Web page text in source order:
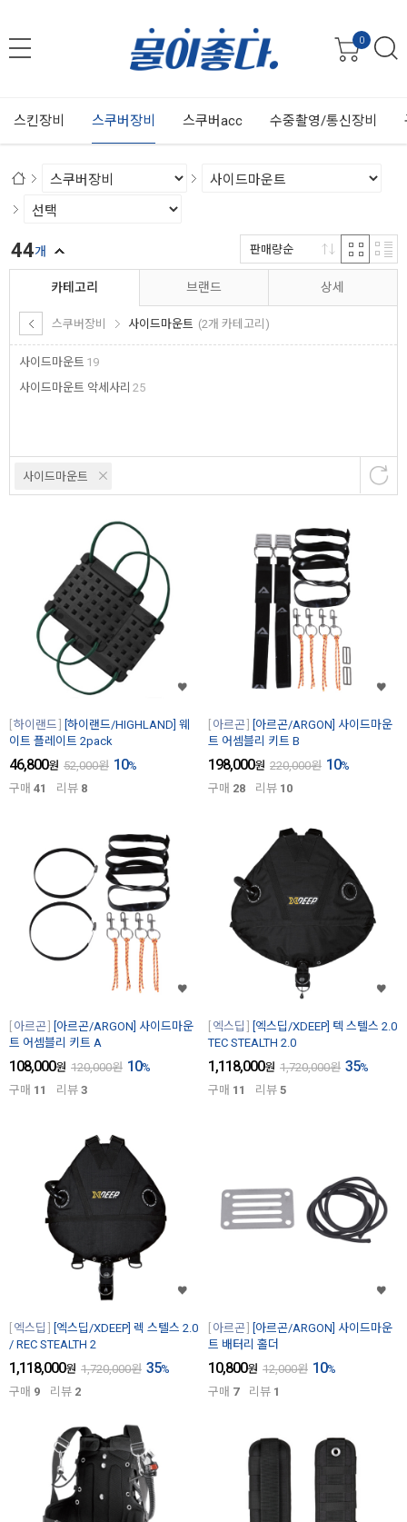
0
스킨장비 스쿠버장비 스쿠버acc 수중촬영/통신장비
카테고리
스쿠버장비 사이드마운트 (2개 카테고리)
사이드마운트 19
사이드마운트 악세사리 25
브랜드 상세
사이드마운트
44개 판매량순
하이랜드
[하이랜드/HIGHLAND] 웨
이트 플레이트 2pack
46,800원 52,000원 10%
구매 41 리뷰 8
아르곤
[아르곤/ARGON] 사이드마운
트 어셈블리 키트 B
198,000원 220,000원 10%
구매 28 리뷰 10
아르곤
[아르곤/ARGON] 사이드마운
트 어셈블리 키트 A
108,000원 120,000원 10%
구매 11 리뷰 3
엑스딥
[엑스딥/XDEEP] 텍 스텔스 2.0
TEC STEALTH 2.0
1,118,000원 1,720,000원 35%
구매 11 리뷰 5
엑스딥
[엑스딥/XDEEP] 렉 스텔스 2.0
/ REC STEALTH 2
1,118,000원 1,720,000원 35%
구매 9 리뷰 2
아르곤
[아르곤/ARGON] 사이드마운
트 배터리 홀더
10,800원 12,000원 10%
구매 7 리뷰 1